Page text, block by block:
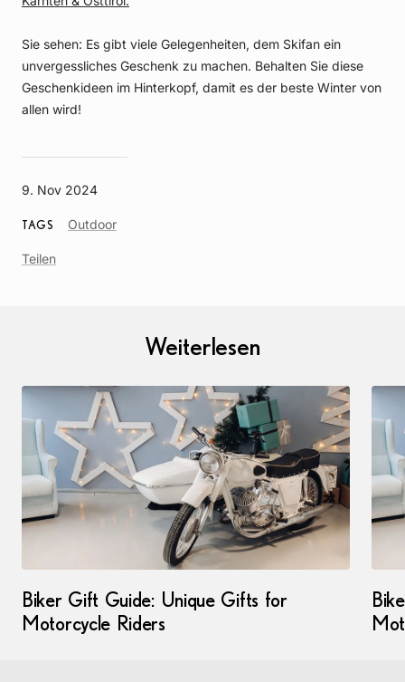
9. Nov 2024
TAGS OutdoorArticle
Teilen
Sie sehen: Es gibt viele Gelegenheiten, dem Skifan ein
unvergessliches Geschenk zu machen. Behalten Sie diese
Geschenkideen im Hinterkopf, damit es der beste Winter von
allen wird!
Weiterlesen
Biker Gift Guide: Unique Gifts for
Motorcycle Riders